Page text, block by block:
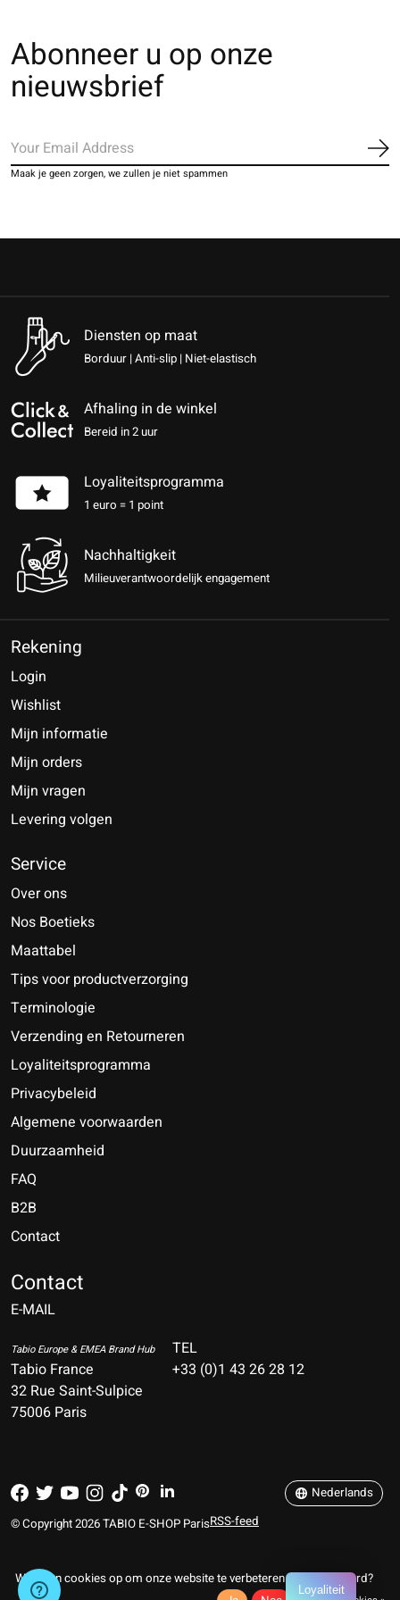
Abonneer u op onze
nieuwsbrief
Maak je geen zorgen, we zullen je niet spammen
Diensten op maat
Borduur | Anti-slip | Niet-elastisch
Afhaling in de winkel
Bereid in 2 uur
Loyaliteitsprogramma
1 euro = 1 point
Nachhaltigkeit
Milieuverantwoordelijk engagement
Rekening
Login
Wishlist
Mijn informatie
Mijn orders
Mijn vragen
Levering volgen
Service
Over ons
Nos Boetieks
Maattabel
Tips voor productverzorging
Terminologie
Verzending en Retourneren
Loyaliteitsprogramma
Privacybeleid
Algemene voorwaarden
Duurzaamheid
FAQ
B2B
Contact
Contact
E-MAIL
Tabio Europe & EMEA Brand Hub
Tabio France
32 Rue Saint-Sulpice
75006 Paris
TEL
+33 (0)1 43 26 28 12
© Copyright 2026 TABIO E-SHOP ParisRSS-feed
Nederlands
Wij slaan cookies op om onze website te verbeteren. Is dat akkoord?
Loyaliteit